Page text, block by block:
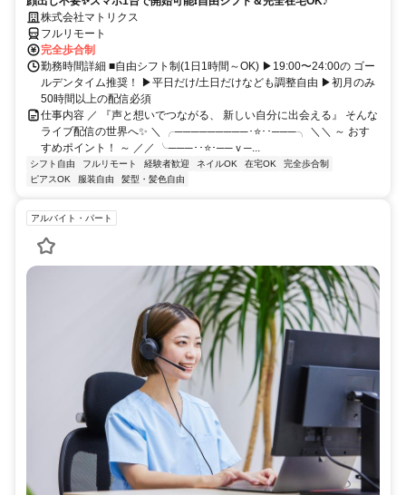
株式会社マトリクス
フルリモート
完全歩合制
勤務時間詳細 ■自由シフト制(1日1時間～OK) ▶19:00〜24:00の ゴー
ルデンタイム推奨！ ▶平日だけ/土日だけなども調整自由 ▶初月のみ
50時間以上の配信必須
仕事内容 ／ 『声と想いでつながる、 新しい自分に出会える』 そんな
ライブ配信の世界へ✨ ＼ ╭─────────･⭐･･───╮ ＼＼ ～ おす
すめポイント！ ～ ／／ ╰───･･⭐･──ｖ─...
シフト自由 フルリモート 経験者歓迎 ネイルOK 在宅OK
完全歩合制
ピアスOK
服装自由 髪型・髪色自由
アルバイト・パート